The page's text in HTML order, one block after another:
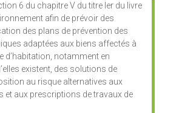
6 du chapitre V du titre Ier du livre
afin de prévoir des
des plans de prévention des
adaptées aux biens affectés à
d’habitation, notamment en
existent, des solutions de
au risque alternatives aux
et aux prescriptions de travaux de